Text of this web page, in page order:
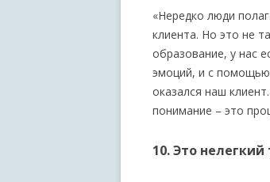
«Нередко люди
клиента. Но это не
образование, у нас
эмоций, и с
оказался наш
понимание – это
10. Это нелегкий